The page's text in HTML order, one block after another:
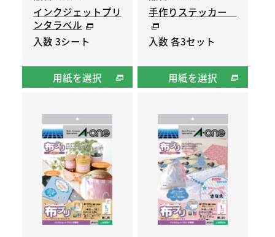
インクジェットプリ
ンタラベル
入数 3シート
用紙を選択
手作りステッカー
入数 各3セット
用紙を選択